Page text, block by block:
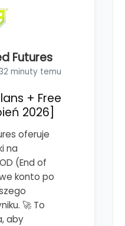
Futures
minuty temu
+ Free
2026]
oferuje
na
(End of
konto po
🚀 To
aby